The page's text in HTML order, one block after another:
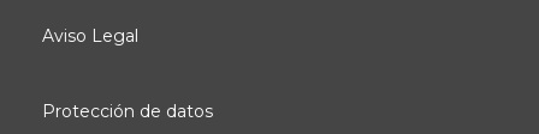
Aviso Legal
Protección de datos